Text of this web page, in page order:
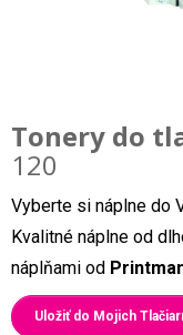
Tonery do
120
Vyberte si náplne do
Kvalitné náplne od
náplňami od
Uložiť do Mojich